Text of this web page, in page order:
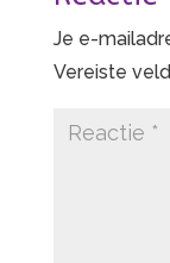
Je e-
Vereiste